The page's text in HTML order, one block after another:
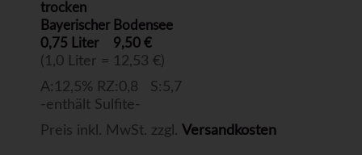
trocken
Bayerischer Bodensee
0,75 Liter
9,50 €
(1,0 Liter = 12,53 €)
A:12,5% RZ:0,8 S:5,7
-enthält Sulfite-
Preis inkl. MwSt. zzgl. Versandkosten